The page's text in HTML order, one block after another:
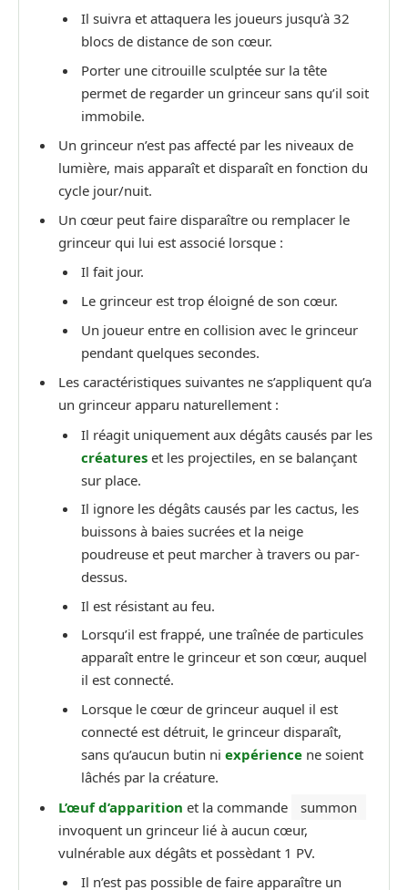
Il suivra et attaquera les joueurs jusqu’à 32
blocs de distance de son cœur.
Porter une citrouille sculptée sur la tête
permet de regarder un grinceur sans qu’il soit
immobile.
Un grinceur n’est pas affecté par les niveaux de
lumière, mais apparaît et disparaît en fonction du
cycle jour/nuit.
Un cœur peut faire disparaître ou remplacer le
grinceur qui lui est associé lorsque :
Il fait jour.
Le grinceur est trop éloigné de son cœur.
Un joueur entre en collision avec le grinceur
pendant quelques secondes.
Les caractéristiques suivantes ne s’appliquent qu’a
un grinceur apparu naturellement :
Il réagit uniquement aux dégâts causés par les
créatures et les projectiles, en se balançant
sur place.
Il ignore les dégâts causés par les cactus, les
buissons à baies sucrées et la neige
poudreuse et peut marcher à travers ou par-
dessus.
Il est résistant au feu.
Lorsqu’il est frappé, une traînée de particules
apparaît entre le grinceur et son cœur, auquel
il est connecté.
Lorsque le cœur de grinceur auquel il est
connecté est détruit, le grinceur disparaît,
sans qu’aucun butin ni expérience ne soient
lâchés par la créature.
L’œuf d’apparition et la commande
summon
invoquent un grinceur lié à aucun cœur,
vulnérable aux dégâts et possèdant 1 PV.
Il n’est pas possible de faire apparaître un